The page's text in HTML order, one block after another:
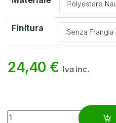
Finitura
24,40€ Iva inc.
Bandiera Camerun quantity